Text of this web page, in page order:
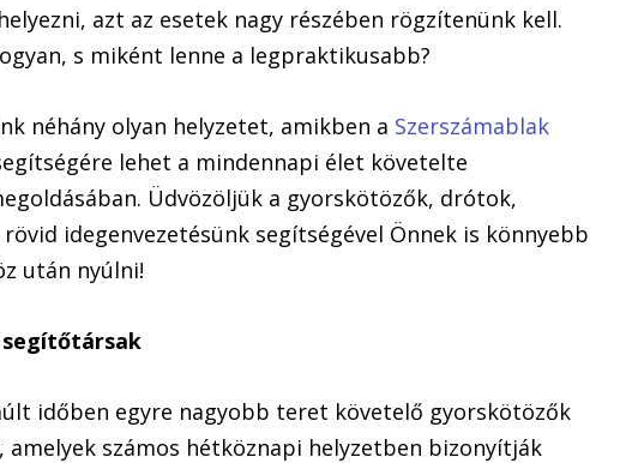
azt az esetek nagy részében rögzítenünk kell.
s miként lenne a legpraktikusabb?
néhány olyan helyzetet, amikben a Szerszámablak
lehet a mindennapi élet követelte
Üdvözöljük a gyorskötözők, drótok,
idegenvezetésünk segítségével Önnek is könnyebb
után nyúlni!
segítőtársak
időben egyre nagyobb teret követelő gyorskötözők
amelyek számos hétköznapi helyzetben bizonyítják